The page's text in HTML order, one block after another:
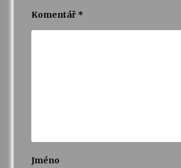
Petr Adamec – Malovaný svět
30. 6. 2026
Komentář *
Jméno